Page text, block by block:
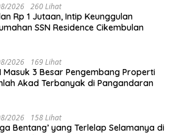
2026 260 Lihat
Rp 1 Jutaan, Intip Keunggulan
SSN Residence Cikembulan
2026 169 Lihat
Masuk 3 Besar Pengembang Properti
Akad Terbanyak di Pangandaran
2026 158 Lihat
Bentang’ yang Terlelap Selamanya di